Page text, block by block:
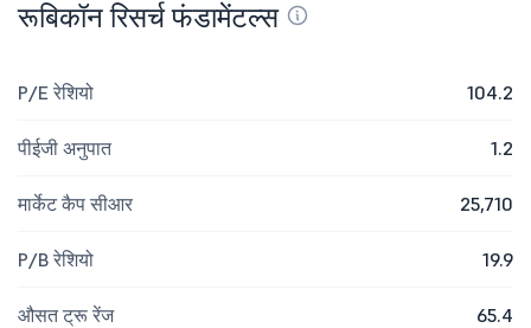
रूबिकॉन रिसर्च फंडामेंटल्स
P/E रेशियो 104.2
पीईजी अनुपात 1.2
मार्केट कैप सीआर 25,710
P/B रेशियो 19.9
औसत ट्रू रेंज 65.4